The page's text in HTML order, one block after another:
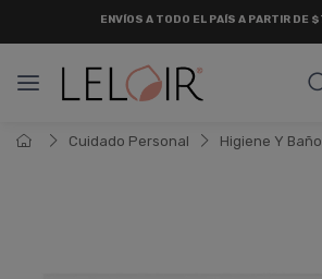
¡ HASTA 6 CUOTAS SIN INTERÉSY 18
Cuidado Personal Higiene Y Baño